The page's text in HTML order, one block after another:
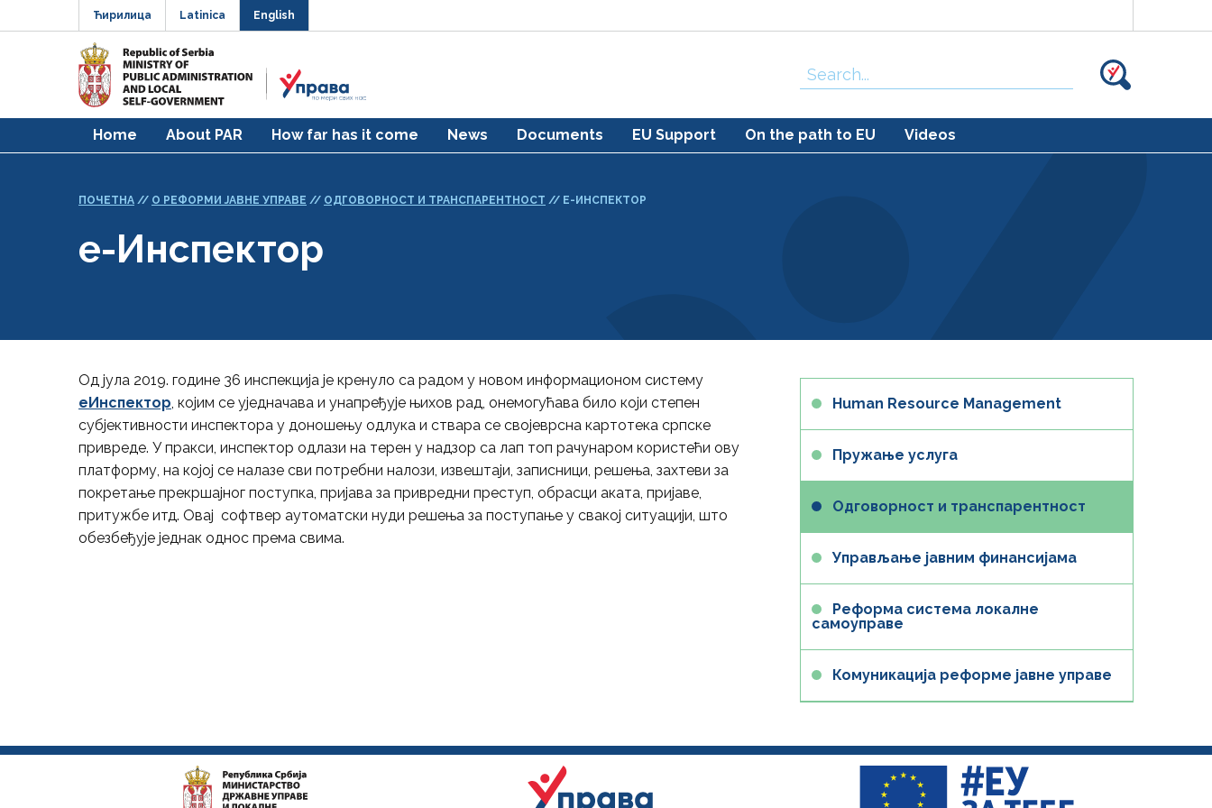
Ћирилица Latinica English
Search
for:
Home About PAR How far has it come News Documents EU Support On the path to EU Videos
ПОЧЕТНА // О РЕФОРМИ ЈАВНЕ УПРАВЕ // ОДГОВОРНОСТ И ТРАНСПАРЕНТНОСТ // Е-ИНСПЕКТОР
е-Инспектор
Од јула 2019. године 36 инспекција је кренуло са радом у новом информационом систему
еИнспектор, којим се уједначава и унапређује њихов рад, онемогућава било који степен
субјективности инспектора у доношењу одлука и ствара се својеврсна картотека српске
привреде. У пракси, инспектор одлази на терен у надзор са лап топ рачунаром користећи ову
платформу, на којој се налазе сви потребни налози, извештаји, записници, решења, захтеви за
покретање прекршајног поступка, пријава за привредни преступ, обрасци аката, пријаве,
притужбе итд. Овај софтвер аутоматски нуди решења за поступање у свакој ситуацији, што
обезбеђује једнак однос према свима.
Human Resource Management
Пружање услуга
Одговорност и транспарентност
Управљање јавним финансијама
Реформа система локалне
самоуправе
Комуникација реформе јавне управе